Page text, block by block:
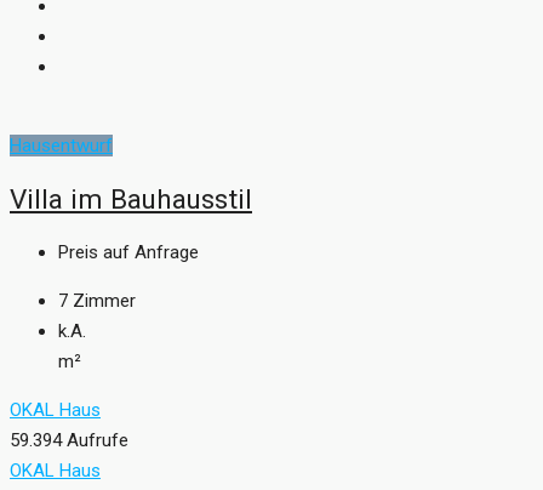
Hausentwurf
Villa im Bauhausstil
Preis auf Anfrage
7 Zimmer
k.A.
m²
OKAL Haus
59.394 Aufrufe
OKAL Haus